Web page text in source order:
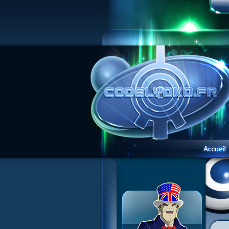
6 Cruel dilemme
7 Problème d'image
10 Créature de rêve
11 Enragés